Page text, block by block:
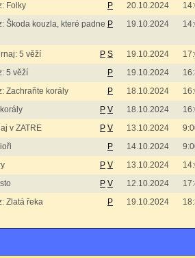
Folky P 20.10.2024
Škoda kouzla, které padne P 19.10.2024
5 věží P S 19.10.2024
5 věží P 19.10.2024
Zachraňte korály P 18.10.2024
P V 18.10.2024
v ZATRE P V 13.10.2024
P 14.10.2024
P V 13.10.2024
P V 12.10.2024
Zlatá řeka P 19.10.2024